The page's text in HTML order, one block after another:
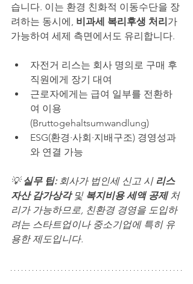
습니다. 이는 환경 친화적 이동수단을 장
려하는 동시에, 비과세 복리후생 처리가
가능하여 세제 측면에서도 유리합니다.
자전거 리스는 회사 명의로 구매 후
직원에게 장기 대여
근로자에게는 급여 일부를 전환하
여 이용
(Bruttogehaltsumwandlung)
ESG(환경·사회·지배구조) 경영성과
와 연결 가능
💡 실무 팁: 회사가 법인세 신고 시 리스
자산 감가상각 및 복지비용 세액 공제 처
리가 가능하므로, 친환경 경영을 도입하
려는 스타트업이나 중소기업에 특히 유
용한 제도입니다.